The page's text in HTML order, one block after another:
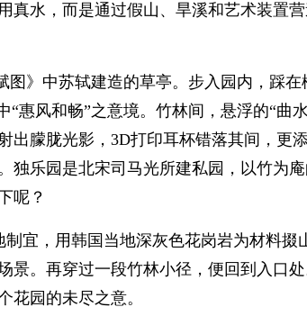
水，而是通过假山、旱溪和艺术装置
》中苏轼建造的草亭。步入园内，踩
惠风和畅”之意境。竹林间，悬浮的“
朦胧光影，3D打印耳杯错落其间，更
乐园是北宋司马光所建私园，以竹为
呢？
宜，用韩国当地深灰色花岗岩为材料
景。再穿过一段竹林小径，便回到入口
花园的未尽之意。